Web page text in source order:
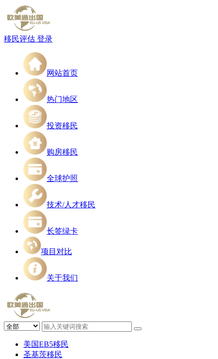
移民评估 登录
网站首页
热门地区
投资移民
购房移民
全球护照
技术/人才移民
长签绿卡
项目对比
关于我们
美国EB5移民
圣基茨移民